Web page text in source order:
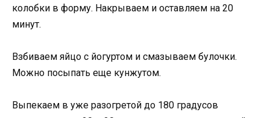
колобки в форму. Накрываем и оставляем на 20
минут.
Взбиваем яйцо с йогуртом и смазываем булочки.
Можно посыпать еще кунжутом.
Выпекаем в уже разогретой до 180 градусов